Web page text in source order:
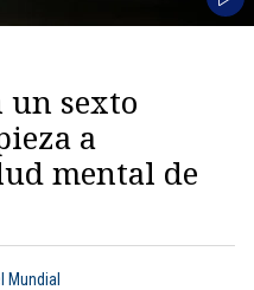
un sexto
a
mental de
Mundial